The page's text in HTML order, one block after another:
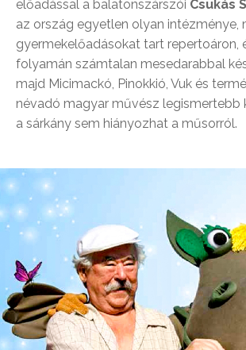
előadással a balatonszárszói Csukás
az ország egyetlen olyan intézménye,
gyermekelőadásokat tart repertoáron,
folyamán számtalan mesedarabbal
majd Micimackó, Pinokkió, Vuk és
névadó magyar művész legismertebb
a sárkány sem hiányozhat a műsorról.